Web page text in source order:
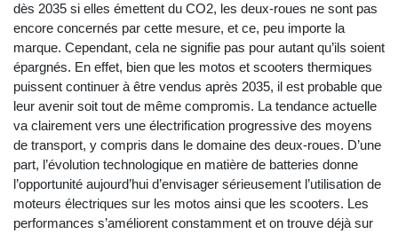
dès 2035 si elles émettent du CO2, les deux-roues ne sont pas
encore concernés par cette mesure, et ce, peu importe la
marque. Cependant, cela ne signifie pas pour autant qu’ils soient
épargnés. En effet, bien que les motos et scooters thermiques
puissent continuer à être vendus après 2035, il est probable que
leur avenir soit tout de même compromis. La tendance actuelle
va clairement vers une électrification progressive des moyens
de transport, y compris dans le domaine des deux-roues. D’une
part, l’évolution technologique en matière de batteries donne
l’opportunité aujourd’hui d’envisager sérieusement l’utilisation de
moteurs électriques sur les motos ainsi que les scooters. Les
performances s’améliorent constamment et on trouve déjà sur